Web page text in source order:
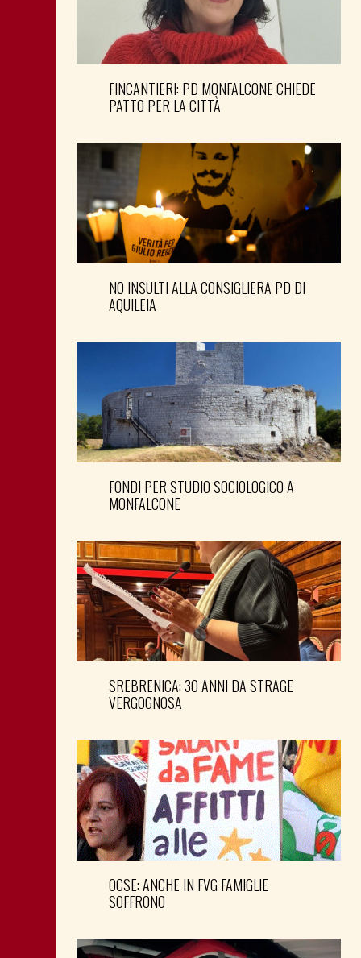
FINCANTIERI: PD MONFALCONE CHIEDE
PATTO PER LA CITTÀ
NO INSULTI ALLA CONSIGLIERA PD DI
AQUILEIA
FONDI PER STUDIO SOCIOLOGICO A
MONFALCONE
SREBRENICA: 30 ANNI DA STRAGE
VERGOGNOSA
OCSE: ANCHE IN FVG FAMIGLIE
SOFFRONO